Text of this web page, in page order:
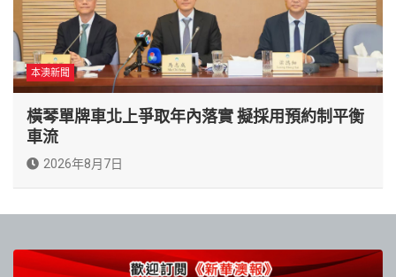
本澳新聞
橫琴單牌車北上爭取年內落實 擬採用預約制平衡
車流
2026年8月7日